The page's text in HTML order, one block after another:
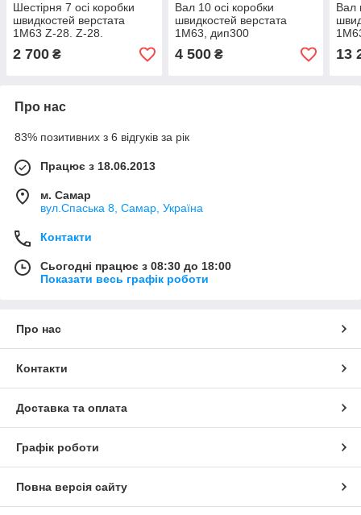
Шестірня 7 осі коробки
швидкостей верстата
1М63 Z-28. Z-28.
2 700 ₴
Вал 10 осі коробки
швидкостей верстата
1М63, дип300
4 500₴
Вал
13
Про нас
83% позитивних з 6 відгуків за рік
Працює з 18.06.2013
м. Самар
вул.Спаська 8, Самар, Україна
Контакти
Сьогодні працює з 08:30 до 18:00
Показати весь графік роботи
Про нас
Контакти
Доставка та оплата
Графік роботи
Повна версія сайту